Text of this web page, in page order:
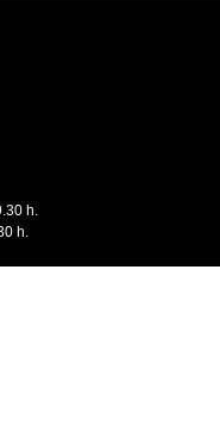
h.
h.